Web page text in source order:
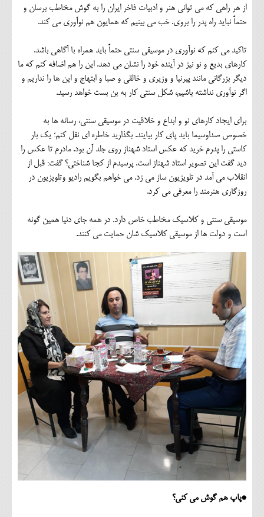
از هر راهی که می توانی هنر و ادبیات فاخر ایران را به گوش مخاطب برسان و
حتماً نباید راه پدر را بروی. خب می بینیم که همایون هم نوآوری می کند.
تاکید می کنم که نوآوری در موسیقی سنتی حتماً باید همراه با آگاهی باشد.
کارهای بدیع و نو نیز در آینده خود را نشان می دهد. این را هم اضافه کنم که ما
دیگر بزرگانی مانند پیرنیا و وزیری و خالقی و صبا و ابتهاج و این ها را نداریم و
اگر نوآوری نداشته باشیم، شکل سنتی کار به بن بست خواهد رسید.
برای ایجاد کارهای نو و ابداع و خلاقیت در موسیقی سنتی، رسانه ها به
خصوص صداوسیما باید پای کار بیایند. بگذارید خاطره ای نقل کنم؛ یک بار
کاستی را پدرم خرید که عکس استاد شهناز روی جلد آن بود. مادرم تا عکس را
دید گفت این تصویر استاد شهناز است. پرسیدم از کجا شناختی؟ گفت: قبل از
انقلاب می آمد در تلویزیون ساز می زد. می خواهم بگویم رادیو وتلویزیون در
روزگاری هنرمند را معرفی می کرد.
موسیقی سنتی و کلاسیک مخاطب خاص دارد. در همه جای دنیا همین گونه
است و دولت ها از موسیقی کلاسیک شان حمایت می کنند.
*پاپ هم گوش می کنی؟